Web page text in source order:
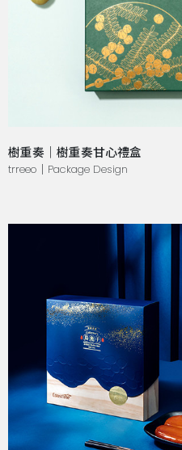
樹重奏｜樹重奏甘心禮盒
trreeo｜Package Design